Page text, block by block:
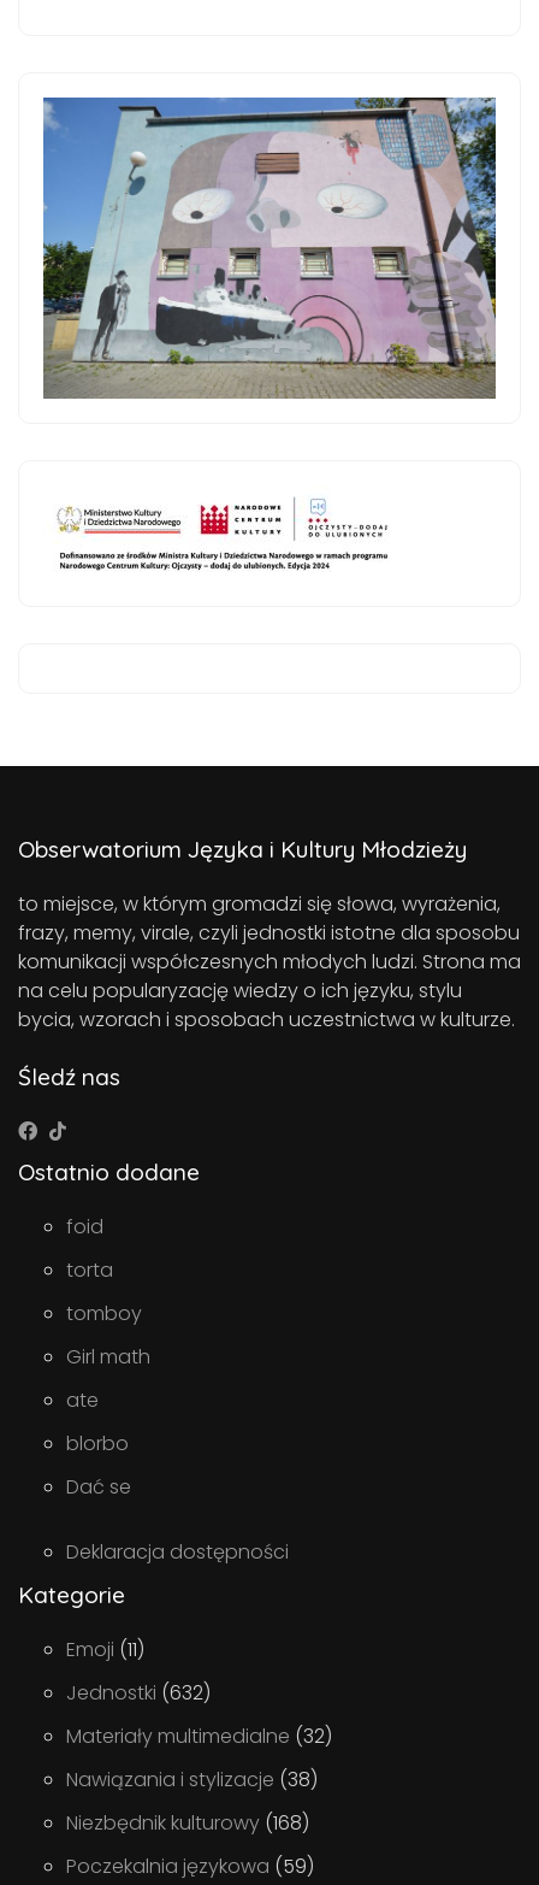
Obserwatorium Języka i Kultury Młodzieży
to miejsce, w którym gromadzi się słowa, wyrażenia,
frazy, memy, virale, czyli jednostki istotne dla sposobu
komunikacji współczesnych młodych ludzi. Strona ma
na celu popularyzację wiedzy o ich języku, stylu
bycia, wzorach i sposobach uczestnictwa w kulturze.
Śledź nas
Ostatnio dodane
foid
torta
tomboy
Girl math
ate
blorbo
Dać se
Deklaracja dostępności
Kategorie
Emoji (11)
Jednostki (632)
Materiały multimedialne (32)
Nawiązania i stylizacje (38)
Niezbędnik kulturowy (168)
Poczekalnia językowa (59)